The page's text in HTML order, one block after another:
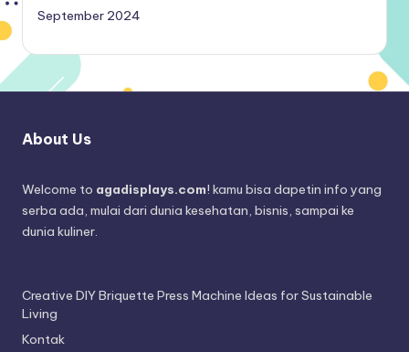
September 2024
About Us
Welcome to agadisplays.com! kamu bisa dapetin info yang
serba ada, mulai dari dunia kesehatan, bisnis, sampai ke
dunia kuliner.
Creative DIY Briquette Press Machine Ideas for Sustainable
Living
Kontak